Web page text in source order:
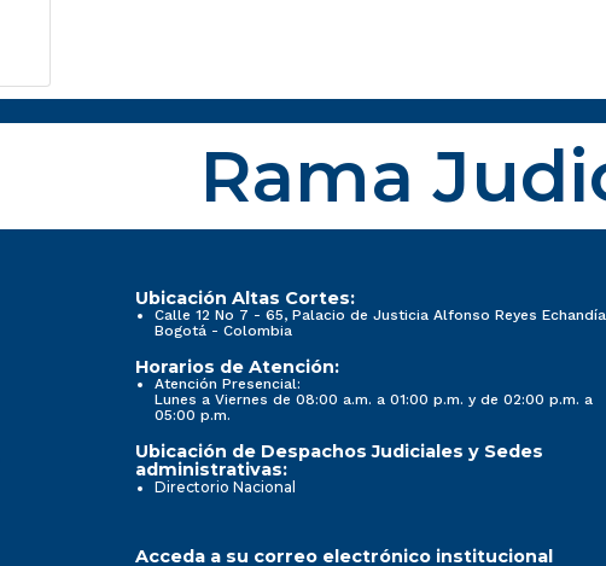
Rama
Ubicación Altas Cortes:
Calle 12 No 7 - 65, Palacio de Justicia Alfonso Reyes Echandía
Bogotá - Colombia
Horarios de Atención:
Atención Presencial:
Lunes a Viernes de 08:00 a.m. a 01:00 p.m. y de 02:00 p.m. a
05:00 p.m.
Ubicación de Despachos Judiciales y Sedes
administrativas:
Directorio Nacional
Acceda a su correo electrónico institucional